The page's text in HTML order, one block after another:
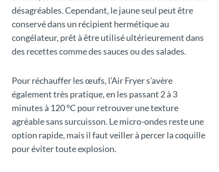
désagréables. Cependant, le jaune seul peut être
conservé dans un récipient hermétique au
congélateur, prêt à être utilisé ultérieurement dans
des recettes comme des sauces ou des salades.
Pour réchauffer les œufs, l’Air Fryer s’avère
également très pratique, en les passant 2 à 3
minutes à 120 °C pour retrouver une texture
agréable sans surcuisson. Le micro-ondes reste une
option rapide, mais il faut veiller à percer la coquille
pour éviter toute explosion.